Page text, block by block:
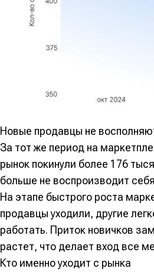
Новые продавцы не
За тот же период на
рынок покинули более 176
больше не воспроизводит
На этапе быстрого роста
продавцы уходили, другие
работать. Приток новичков
растет, что делает вход все
Кто именно уходит с рынка